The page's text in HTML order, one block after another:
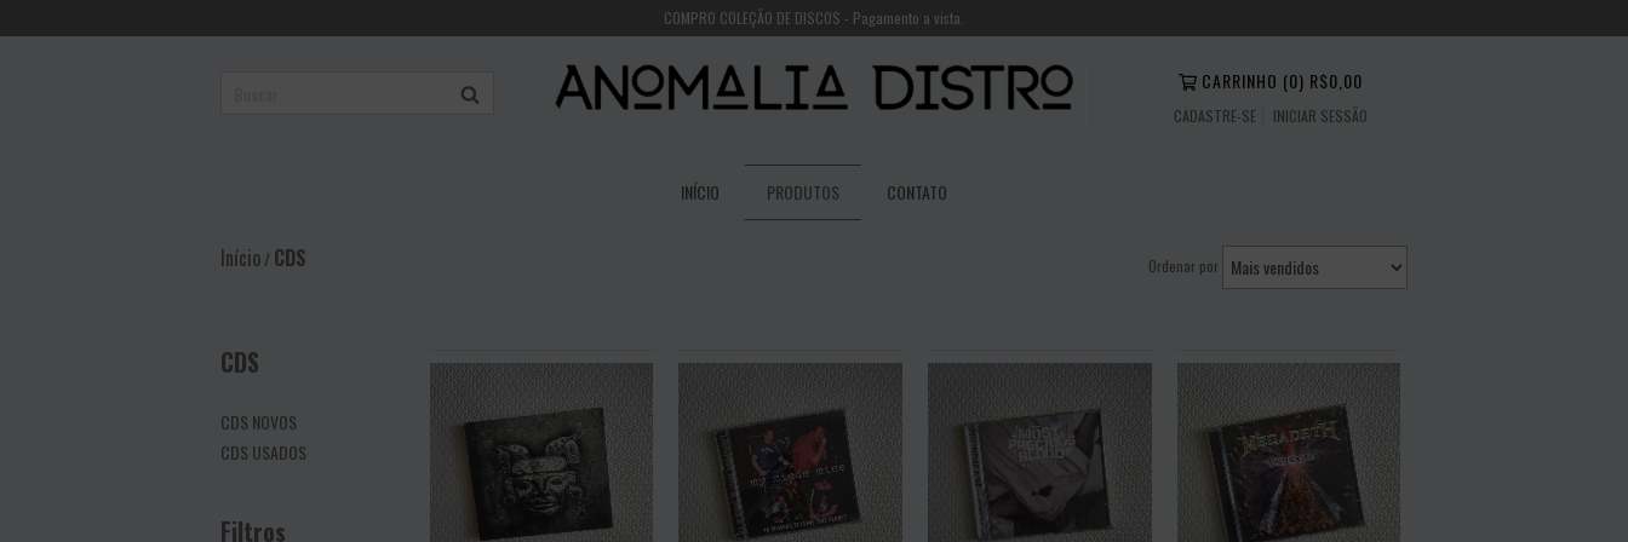
COMPRO COLEÇÃO DE DISCOS - Pagamento a vista.
CARRINHO (0) R$0,00
CADASTRE-SE INICIAR SESSÃO
INÍCIO PRODUTOS CONTATO
Início/CDS Ordenar por
CDS
CDS NOVOS
CDS USADOS
Filtros